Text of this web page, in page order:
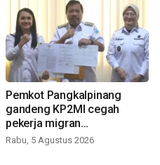
Pemkot Pangkalpinang
gandeng KP2MI cegah
pekerja migran
nonprosedural
Rabu, 5 Agustus 2026